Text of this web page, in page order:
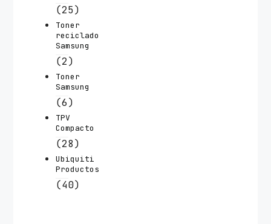
(25)
Toner
reciclado
Samsung
(2)
Toner
Samsung
(6)
TPV
Compacto
(28)
Ubiquiti
Productos
(40)